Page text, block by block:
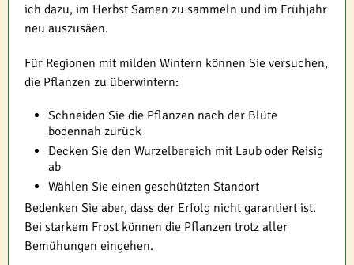
ich dazu, im Herbst Samen zu sammeln und im Frühjahr
neu auszusäen.
Für Regionen mit milden Wintern können Sie versuchen,
die Pflanzen zu überwintern:
Schneiden Sie die Pflanzen nach der Blüte
bodennah zurück
Decken Sie den Wurzelbereich mit Laub oder Reisig
ab
Wählen Sie einen geschützten Standort
Bedenken Sie aber, dass der Erfolg nicht garantiert ist.
Bei starkem Frost können die Pflanzen trotz aller
Bemühungen eingehen.